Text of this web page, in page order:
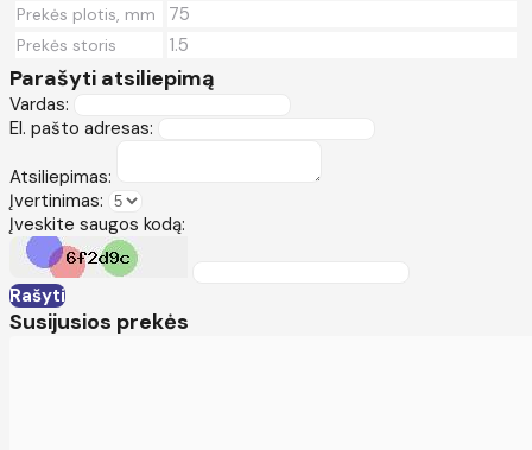
Prekės plotis, mm 75
Prekės storis 1.5
Parašyti atsiliepimą
Vardas:
El. pašto adresas:
Atsiliepimas:
Įvertinimas:
Įveskite saugos kodą:
Rašyti
Susijusios prekės